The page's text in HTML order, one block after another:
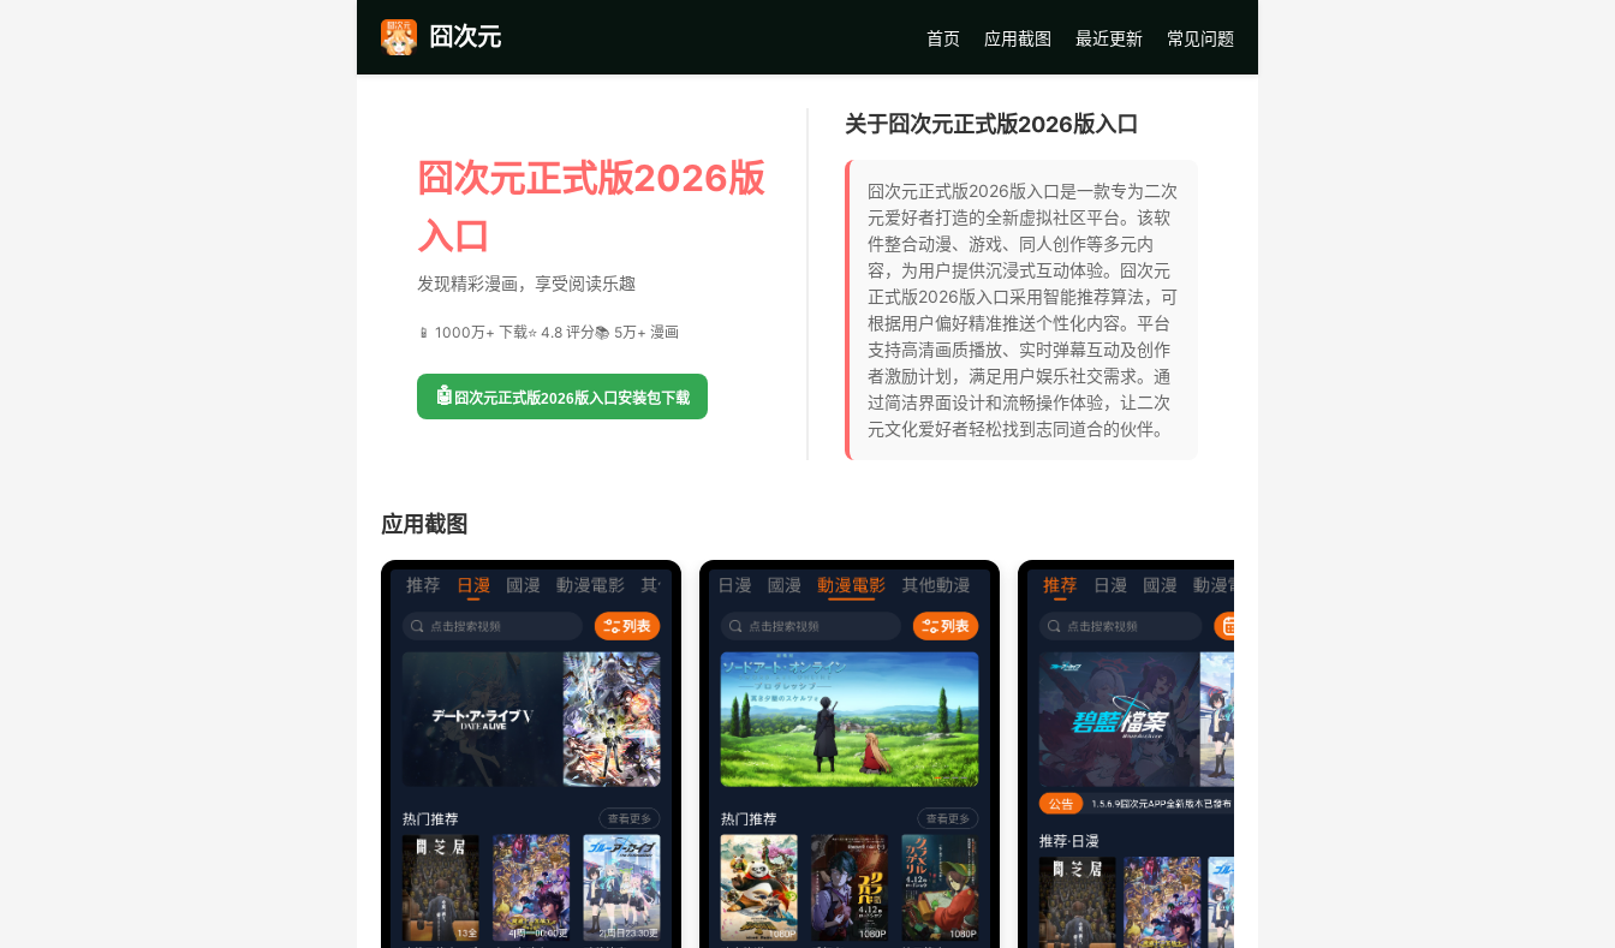
囧次元 首页 应用截图 最近更新 常见问题
囧次元正式版2026版
入口
发现精彩漫画，享受阅读乐趣
📱 1000万+ 下载⭐ 4.8 评分📚 5万+ 漫画
🤖 囧次元正式版2026版入口安装包下载
关于囧次元正式版2026版入口
囧次元正式版2026版入口是一款专为二次
元爱好者打造的全新虚拟社区平台。该软
件整合动漫、游戏、同人创作等多元内
容，为用户提供沉浸式互动体验。囧次元
正式版2026版入口采用智能推荐算法，可
根据用户偏好精准推送个性化内容。平台
支持高清画质播放、实时弹幕互动及创作
者激励计划，满足用户娱乐社交需求。通
过简洁界面设计和流畅操作体验，让二次
元文化爱好者轻松找到志同道合的伙伴。
应用截图